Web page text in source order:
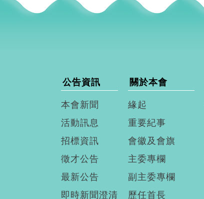
公告資訊
本會新聞
活動訊息
招標資訊
徵才公告
最新公告
即時新聞澄清
關於本會
緣起
重要紀事
會徽及會旗
主委專欄
副主委專欄
歷任首長